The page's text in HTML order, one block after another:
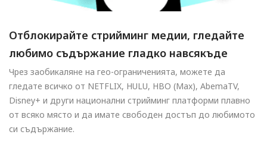
Отблокирайте стрийминг медии, гледайте
любимо съдържание гладко навсякъде
Чрез заобикаляне на гео-ограниченията, можете да
гледате всичко от NETFLIX, HULU, HBO (Max), AbemaTV,
Disney+ и други национални стрийминг платформи плавно
от всяко място и да имате свободен достъп до любимото
си съдържание.